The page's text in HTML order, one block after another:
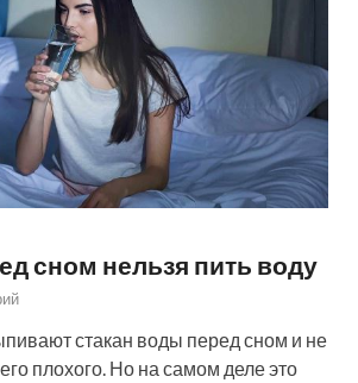
сном нельзя пить воду
стакан воды перед сном и не
плохого. Но на самом деле это